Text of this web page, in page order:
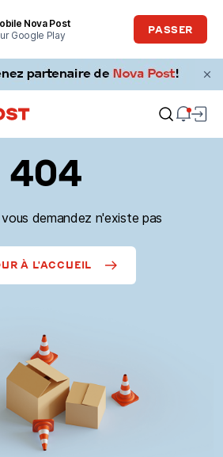
Nova Post
Google Play
PASSER
404
demandez n'existe pas
À L'ACCUEIL